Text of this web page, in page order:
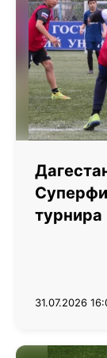
31.07.2026